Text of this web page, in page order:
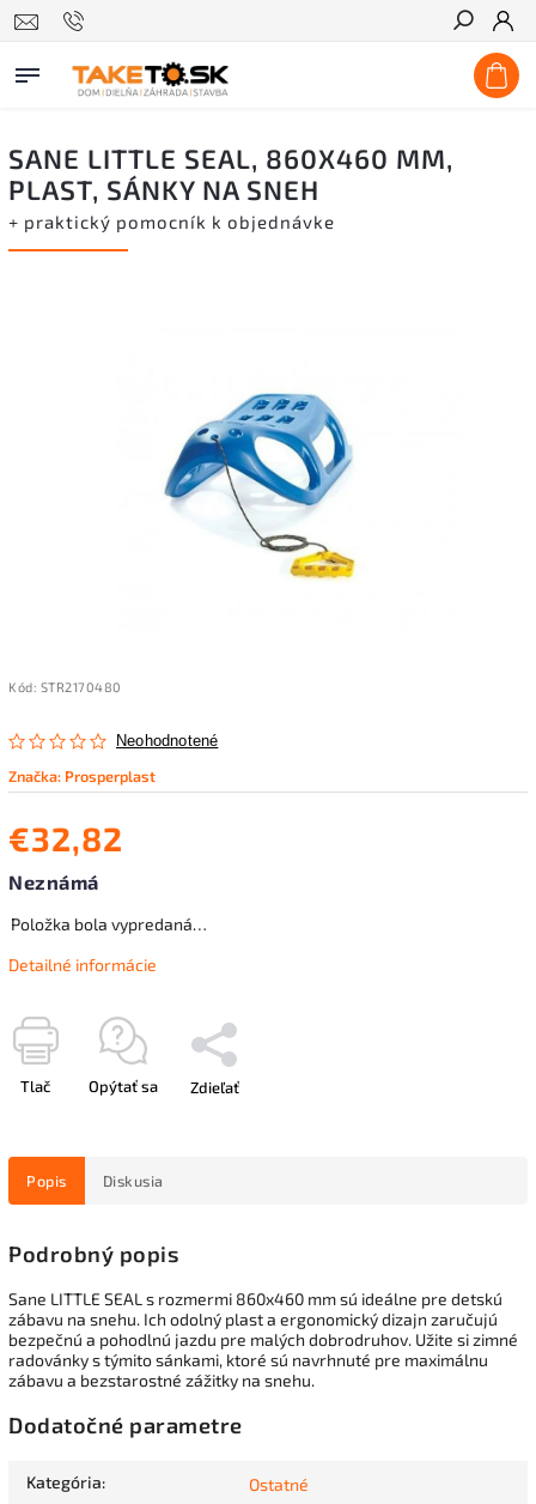
Hľadať
SANE LITTLE SEAL, 860X460 MM,
PLAST, SÁNKY NA SNEH
+ praktický pomocník k objednávke
Kód: STR2170480
Neohodnotené
Značka: Prosperplast
€32,82
Neznámá
Položka bola vypredaná…
Detailné informácie
Tlač Opýtať sa Zdieľať
Popis Diskusia
Podrobný popis
Sane LITTLE SEAL s rozmermi 860x460 mm sú ideálne pre detskú
zábavu na snehu. Ich odolný plast a ergonomický dizajn zaručujú
bezpečnú a pohodlnú jazdu pre malých dobrodruhov. Užite si zimné
radovánky s týmito sánkami, ktoré sú navrhnuté pre maximálnu
zábavu a bezstarostné zážitky na snehu.
Dodatočné parametre
Kategória: Ostatné